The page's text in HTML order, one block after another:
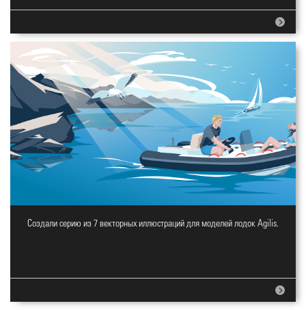
Креативная серия иллюстраций
Cоздали серию из 7 векторных иллюстраций для моделей лодок Agilis.